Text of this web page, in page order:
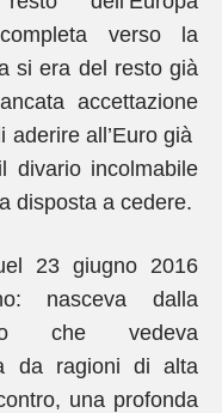
verso la
si era del resto già
accettazione
all’Euro già
divario incolmabile
disposta a cedere.
23 giugno 2016
nasceva dalla
che vedeva
da ragioni di alta
una profonda